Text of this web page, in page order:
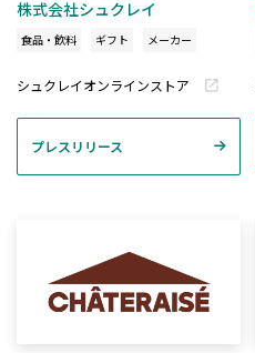
株式会社シュクレイ
食品・飲料 ギフト メーカー
シュクレイオンラインストア
プレスリリース